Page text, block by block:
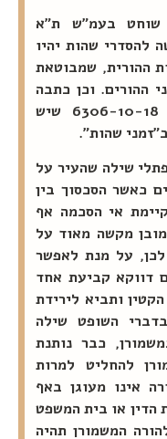
שוחט בעמ"ש ת"א
החלטה להסדרי שהות יהיו
ההורית, שמבוטאת
ההורים. וכן כתבה
השופטת נ. גדיש בתלה"מ פת 6306-10-18 שיש
שהות".
שילה שהעיר על
כאשר הסכסוך בין
אי הסכמה אף
מקשה מאוד על
על מנת לאפשר
דווקא קביעת אחד
ותביא לירידת
השופט שילה
כבר נותנת
להחליט למרות
אינו מעוגן באף
הדין או בית המשפט
המשמורן תהיה